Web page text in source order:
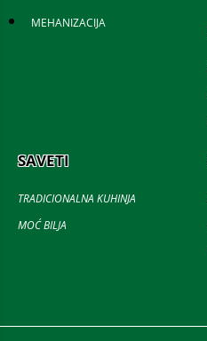
MEHANIZACIJA
SAVETI
TRADICIONALNA KUHINJA
MOĆ BILJA